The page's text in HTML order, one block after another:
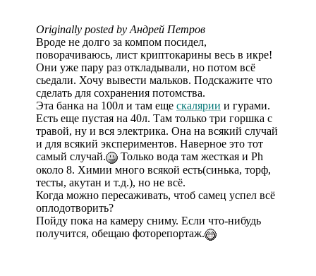
Originally posted by Андрей Петров
Вроде не долго за компом посидел,
поворачиваюсь, лист криптокарины весь в икре!
Они уже пару раз откладывали, но потом всё
сьедали. Хочу вывести мальков. Подскажите что
сделать для сохранения потомства.
Эта банка на 100л и там еще скалярии и гурами.
Есть еще пустая на 40л. Там только три горшка с
травой, ну и вся электрика. Она на всякий случай
и для всякий экспериментов. Наверное это тот
самый случай.
Только вода там жесткая и Ph
около 8. Химии много всякой есть(синька, торф,
тесты, акутан и т.д.), но не всё.
Когда можно пересаживать, чтоб самец успел всё
оплодотворить?
Пойду пока на камеру сниму. Если что-нибудь
получится, обещаю фоторепортаж.